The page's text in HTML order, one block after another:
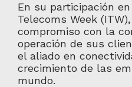
En su participación
Telecoms Week
compromiso con la
operación de sus
el aliado en
crecimiento de las
mundo.